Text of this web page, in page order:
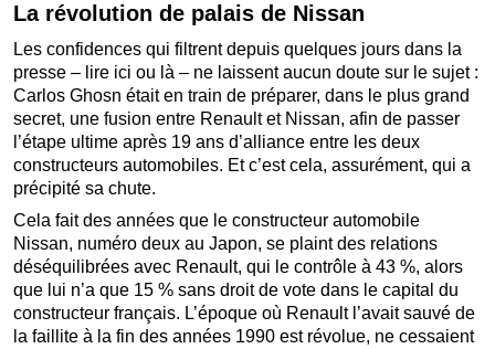
La révolution de palais de Nissan
Les confidences qui filtrent depuis quelques jours dans la
presse – lire ici ou là – ne laissent aucun doute sur le sujet :
Carlos Ghosn était en train de préparer, dans le plus grand
secret, une fusion entre Renault et Nissan, afin de passer
l’étape ultime après 19 ans d’alliance entre les deux
constructeurs automobiles. Et c’est cela, assurément, qui a
précipité sa chute.
Cela fait des années que le constructeur automobile
Nissan, numéro deux au Japon, se plaint des relations
déséquilibrées avec Renault, qui le contrôle à 43 %, alors
que lui n’a que 15 % sans droit de vote dans le capital du
constructeur français. L’époque où Renault l’avait sauvé de
la faillite à la fin des années 1990 est révolue, ne cessaient